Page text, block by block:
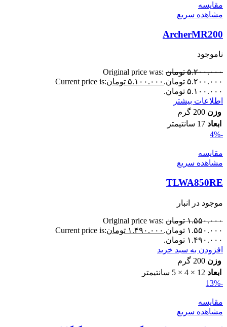
مقایسه
مشاهده سریع
ArcherMR200
ناموجود
۵.۲۰۰.۰۰۰ تومان Original price was:
۵.۲۰۰.۰۰۰ تومان.
۵.۱۰۰.۰۰۰ تومانCurrent price is:
۵.۱۰۰.۰۰۰ تومان.
اطلاعات بیشتر
وزن 200 گرم
ابعاد 17 سانتیمتر
-4%
مقایسه
مشاهده سریع
TLWA850RE
موجود در انبار
۱.۵۵۰.۰۰۰ تومان Original price was:
۱.۵۵۰.۰۰۰ تومان.
۱.۴۹۰.۰۰۰ تومانCurrent price is:
۱.۴۹۰.۰۰۰ تومان.
افزودن به سبد خرید
وزن 200 گرم
ابعاد 12 × 4 × 5 سانتیمتر
-13%
مقایسه
مشاهده سریع